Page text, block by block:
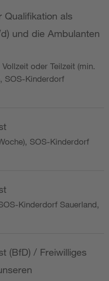
Qualifikation als
und die Ambulanten
oder Teilzeit (min.
SOS-Kinderdorf
SOS-Kinderdorf
Kinderdorf Sauerland,
(BfD) / Freiwilliges